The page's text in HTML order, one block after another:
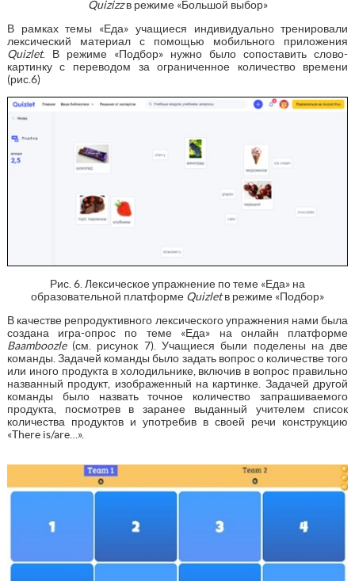
Quizizzв режиме «Большой выбор»
В рамках темы «Еда» учащиеся индивидуально тренировали
лексический материал с помощью мобильного приложения
Quizlet. В режиме «Подбор» нужно было сопоставить слово-
картинку с переводом за ограниченное количество времени
(рис.6)
Рис. 6. Лексическое упражнение по теме «Еда» на
образовательной платформе Quizletв режиме «Подбор»
В качестве репродуктивного лексического упражнения нами была
создана игра-опрос по теме «Еда» на онлайн платформе
Baamboozle(см. рисунок 7). Учащиеся были поделены на две
команды. Задачей команды было задать вопрос о количестве того
или иного продукта в холодильнике, включив в вопрос правильно
названный продукт, изображенный на картинке. Задачей другой
команды было назвать точное количество запрашиваемого
продукта, посмотрев в заранее выданный учителем список
количества продуктов и употребив в своей речи конструкцию
«There is/are…».